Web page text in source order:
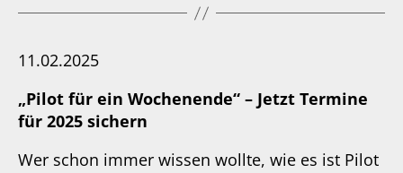
11.02.2025
„Pilot für ein Wochenende“ – Jetzt Termine
für 2025 sichern
Wer schon immer wissen wollte, wie es ist Pilot